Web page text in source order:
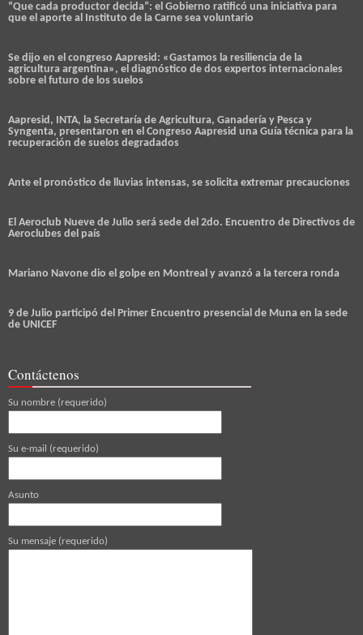
“Que cada productor decida”: el Gobierno ratificó una iniciativa para
que el aporte al Instituto de la Carne sea voluntario
Se dijo en el congreso Aapresid: «Gastamos la resiliencia de la
agricultura argentina», el diagnóstico de dos expertos internacionales
sobre el futuro de los suelos
Aapresid, INTA, la Secretaría de Agricultura, Ganadería y Pesca y
Syngenta, presentaron en el Congreso Aapresid una Guía técnica para la
recuperación de suelos degradados
Ante el pronóstico de lluvias intensas, se solicita extremar precauciones
El Aeroclub Nueve de Julio será sede del 2do. Encuentro de Directivos de
Aeroclubes del país
Mariano Navone dio el golpe en Montreal y avanzó a la tercera ronda
9 de Julio participó del Primer Encuentro presencial de Muna en la sede
de UNICEF
Contáctenos
Su nombre (requerido)
Su e-mail (requerido)
Asunto
Su mensaje (requerido)